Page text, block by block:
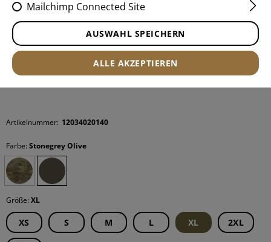
Artikelnummer: 12034020140
Farbe: Stonegrey Olive
Größe: XL
XS S M L XL 2XL
Mailchimp Connected Site
AUSWAHL SPEICHERN
ALLE AKZEPTIEREN